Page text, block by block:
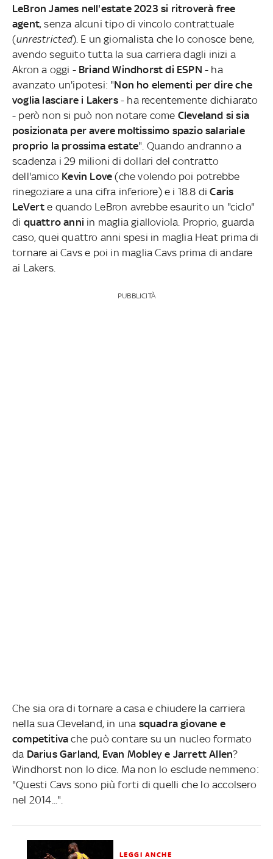
LeBron James nell'estate 2023 si ritroverà free
agent, senza alcuni tipo di vincolo contrattuale
(unrestricted). E un giornalista che lo conosce bene,
avendo seguito tutta la sua carriera dagli inizi a
Akron a oggi - Briand Windhorst di ESPN - ha
avanzato un'ipotesi: "Non ho elementi per dire che
voglia lasciare i Lakers - ha recentemente dichiarato
- però non si può non notare come Cleveland si sia
posizionata per avere moltissimo spazio salariale
proprio la prossima estate". Quando andranno a
scadenza i 29 milioni di dollari del contratto
dell'amico Kevin Love (che volendo poi potrebbe
rinegoziare a una cifra inferiore) e i 18.8 diCaris
LeVert e quando LeBron avrebbe esaurito un "ciclo"
di quattro anni in maglia gialloviola. Proprio, guarda
caso, quei quattro anni spesi in maglia Heat prima di
tornare ai Cavs e poi in maglia Cavs prima di andare
ai Lakers.
PUBBLICITÀ
Che sia ora di tornare a casa e chiudere la carriera
nella sua Cleveland, in una squadra giovane e
competitiva che può contare su un nucleo formato
da Darius Garland, Evan Mobley e Jarrett Allen?
Windhorst non lo dice. Ma non lo esclude nemmeno:
"Questi Cavs sono più forti di quelli che lo accolsero
nel 2014...".
LEGGI ANCHE